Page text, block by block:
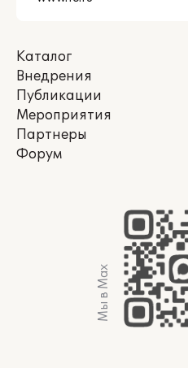
Каталог
Внедрения
Публикации
Мероприятия
Партнеры
Форум
Мы в Max